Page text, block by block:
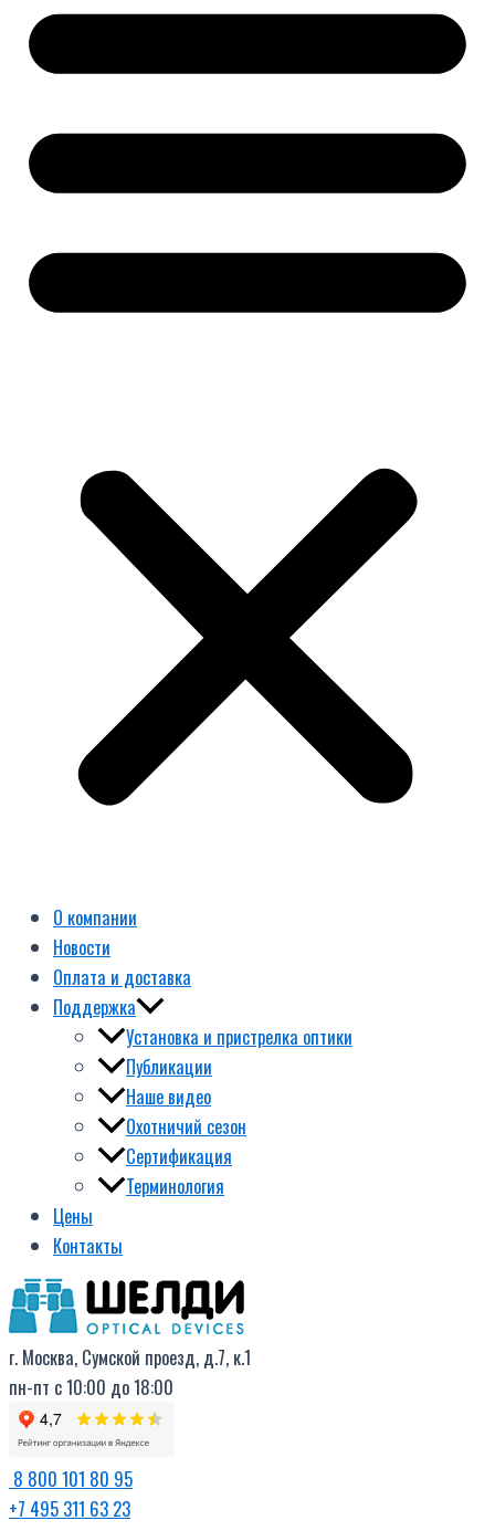
О компании
Новости
Оплата и доставка
Поддержка
Установка и пристрелка оптики
Публикации
Наше видео
Охотничий сезон
Сертификация
Терминология
Цены
Контакты
г. Москва, Сумской проезд, д.7, к.1
пн-пт с 10:00 до 18:00
8 800 101 80 95
+7 495 311 63 23